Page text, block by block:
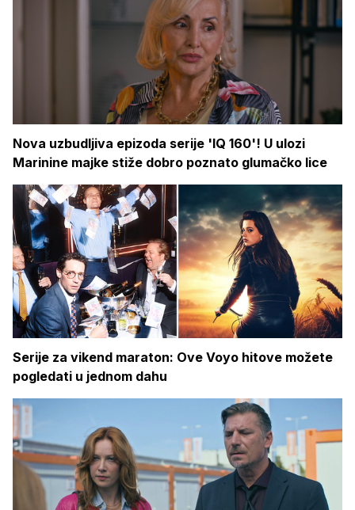
Nova uzbudljiva epizoda serije 'IQ 160'! U ulozi
Marinine majke stiže dobro poznato glumačko lice
Serije za vikend maraton: Ove Voyo hitove možete
pogledati u jednom dahu